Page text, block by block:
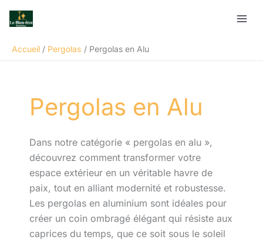
Accueil
Pergolas Pergolas en Alu
Pergolas en Alu
Dans notre catégorie « pergolas en alu »,
découvrez comment transformer votre
espace extérieur en un véritable havre de
paix, tout en alliant modernité et robustesse.
Les pergolas en aluminium sont idéales pour
créer un coin ombragé élégant qui résiste aux
caprices du temps, que ce soit sous le soleil